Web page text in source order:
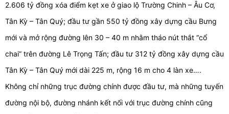
2.606 tỷ đồng xóa điểm kẹt xe ở giao lộ Trường Chinh – Âu Cơ,
Tân Kỳ – Tân Quý; đầu tư gần 550 tỷ đồng xây dựng cầu Bưng
mới và mở rộng đường lên 30 – 40 m nhằm tháo nút thắt “cổ
chai” trên đường Lê Trọng Tấn; đầu tư 312 tỷ đồng xây dựng cầu
Tân Kỳ – Tân Quý mới dài 225 m, rộng 16 m cho 4 làn xe….
Không chỉ những trục đường chính được đầu tư, mà những tuyến
đường nội bộ, đường nhánh kết nối với trục đường chính cũng